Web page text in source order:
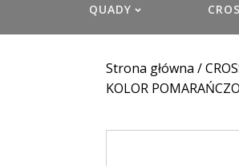
QUADY
Strona główna /
KOLOR